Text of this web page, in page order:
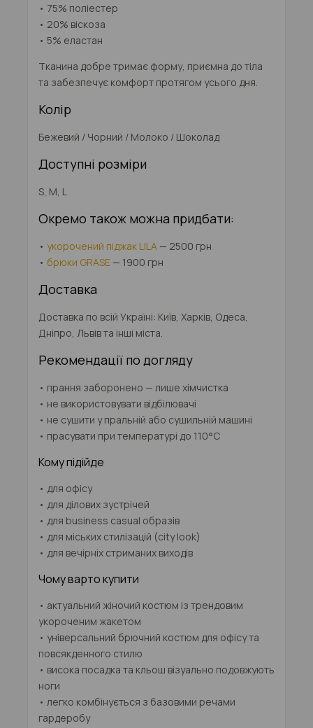
• 75% поліестер
• 20% віскоза
• 5% еластан
Тканина добре тримає форму, приємна до тіла
та забезпечує комфорт протягом усього дня.
Колір
Бежевий / Чорний / Молоко / Шоколад
Доступні розміри
S, M, L
Окремо також можна придбати:
• укорочений піджак LILA — 2500 грн
• брюки GRASE — 1900 грн
Доставка
Доставка по всій Україні: Київ, Харків, Одеса,
Дніпро, Львів та інші міста.
Рекомендації по догляду
• прання заборонено — лише хімчистка
• не використовувати відбілювачі
• не сушити у пральній або сушильній машині
• прасувати при температурі до 110°C
Кому підійде
• для офісу
• для ділових зустрічей
• для business casual образів
• для міських стилізацій (city look)
• для вечірніх стриманих виходів
Чому варто купити
• актуальний жіночий костюм із трендовим
укороченим жакетом
• універсальний брючний костюм для офісу та
повсякденного стилю
• висока посадка та кльош візуально подовжують
ноги
• легко комбінується з базовими речами
гардеробу